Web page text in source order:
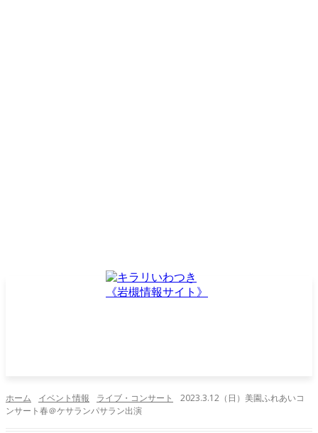
ホーム イベント情報 ライブ・コンサート
2023.3.12（日）美園ふれあいコ
ンサート春＠ケサランパサラン出演